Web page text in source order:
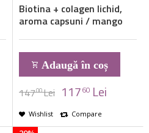
Biotina + colagen lichid,
aroma capsuni / mango
Adaugă în coș
14700Lei 11760 Lei
Wishlist Compare